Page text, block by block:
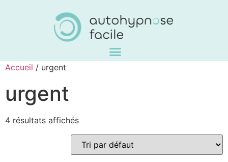
Accueil / urgent
urgent
4 résultats affichés